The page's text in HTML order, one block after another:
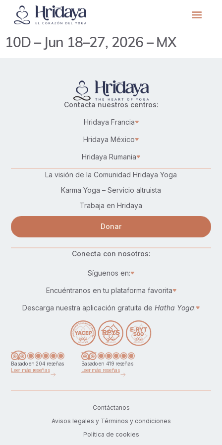
10D – Jun 18–27, 2026 – MX
Contacta nuestros centros:
Hridaya Francia
Hridaya México
Hridaya Rumania
La visión de la Comunidad Hridaya Yoga
Karma Yoga – Servicio altruista
Trabaja en Hridaya
Donar
Conecta con nosotros:
Síguenos en:
Encuéntranos en tu plataforma favorita
Descarga nuestra aplicación gratuita de Hatha Yoga:
Basado en 204 reseñas
Leer más reseñas
Basado en 419 reseñas
Leer más reseñas
Contáctanos
Avisos legales y Términos y condiciones
Política de cookies